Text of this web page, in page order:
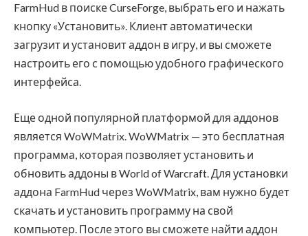
FarmHud в поиске CurseForge, выбрать его и нажать
кнопку «Установить». Клиент автоматически
загрузит и установит аддон в игру, и вы сможете
настроить его с помощью удобного графического
интерфейса.
Еще одной популярной платформой для аддонов
является WoWMatrix. WoWMatrix — это бесплатная
программа, которая позволяет установить и
обновить аддоны в World of Warcraft. Для установки
аддона FarmHud через WoWMatrix, вам нужно будет
скачать и установить программу на свой
компьютер. После этого вы сможете найти аддон